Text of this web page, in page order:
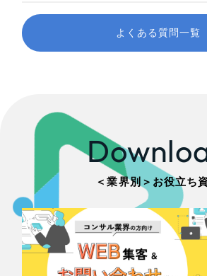
よくある質問一覧
＜業界別＞お役立ち